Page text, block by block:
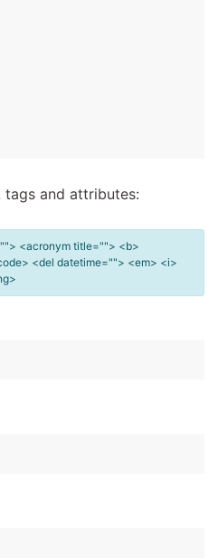
tags and attributes:
<acronym title=""> <b>
<del datetime=""> <em> <i>